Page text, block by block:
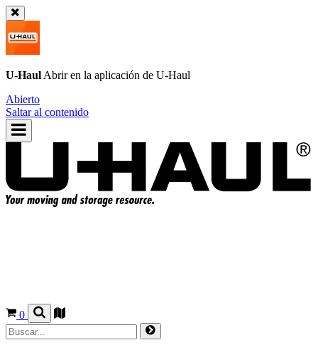
U-Haul Abrir en la aplicación de U-Haul
Abierto
Saltar al contenido
0